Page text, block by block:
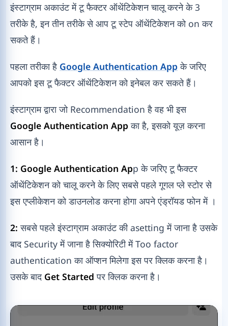
इंस्टाग्राम अकाउंट में टू फैक्टर ऑथेंटिकेशन चालू करने के 3
तरीके है, इन तीन तरीके से आप टू स्टेप ऑथेंटिकेशन को on कर
सकते हैं।
पहला तरीका है Google Authentication App के जरिए
आपको इस टू फैक्टर ऑथेंटिकेशन को इनेबल कर सकते हैं।
इंस्टाग्राम द्वारा जो Recommendation है वह भी इस
Google Authentication Appका है, इसको यूज़ करना
आसान है।
1: Google Authentication App के जरिए टू फैक्टर
ऑथेंटिकेशन को चालू करने के लिए सबसे पहले गूगल प्ले स्टोर से
इस एप्लीकेशन को डाउनलोड करना होगा अपने एंड्रॉयड फोन में ।
2:सबसे पहले इंस्टाग्राम अकाउंट की asetting में जाना है उसके
बाद Security में जाना है सिक्योरिटी में Too factor
authentication का ऑप्शन मिलेगा इस पर क्लिक करना है।
उसके बाद Get Started पर क्लिक करना है।